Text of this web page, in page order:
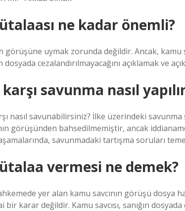
ne kadar önemli?
görüşüne uymak zorunda değildir. Ancak,
dosyada cezalandırılmayacağını açıklamak ve
savunma nasıl
nasıl savunabilirsiniz? İlke üzerindeki savunma
görüşünden bahsedilmemiştir, ancak
savunmadaki tartışma soruları
vermesi ne demek?
yer alan kamu savcının görüşü dosya
bir karar değildir. Kamu savcısı, sanığın dosyada